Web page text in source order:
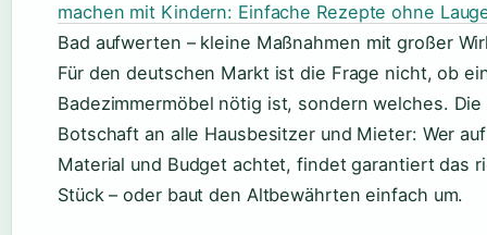
machen mit Kindern: Einfache Rezepte ohne
Bad aufwerten – kleine Maßnahmen mit großer
Für den deutschen Markt ist die Frage nicht, ob
Badezimmermöbel nötig ist, sondern welches. Die
Botschaft an alle Hausbesitzer und Mieter: Wer
Material und Budget achtet, findet garantiert das
Stück – oder baut den Altbewährten einfach um.